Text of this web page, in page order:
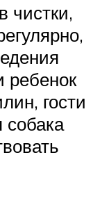
чистки,
ребенок
гости